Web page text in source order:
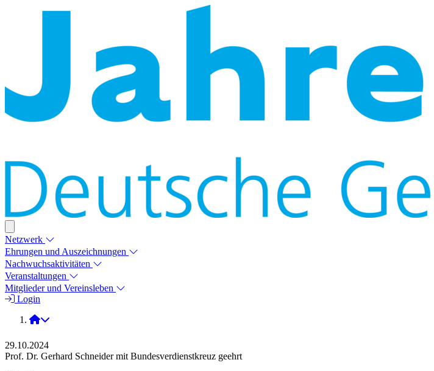
Netzwerk
Ehrungen und Auszeichnungen
Nachwuchsaktivitäten
Veranstaltungen
Mitglieder und Vereinsleben
Login
2024
29.10.2024
Prof. Dr. Gerhard Schneider mit Bundesverdienstkreuz geehrt